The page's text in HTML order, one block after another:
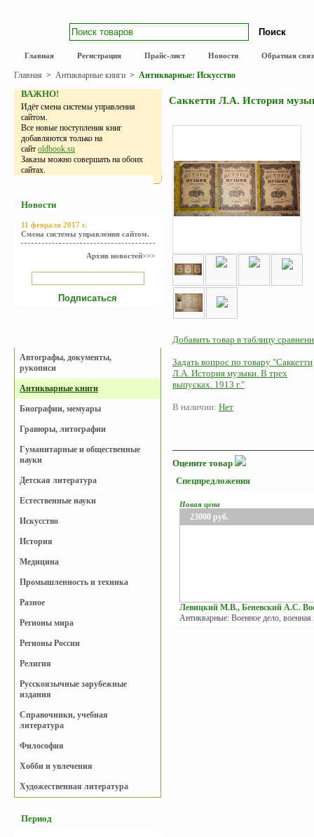
Главная Регистрация Прайс-лист Новости Обратная
Главная > Антикварные книги > Антикварные: Искусство
ВАЖНО!
Идёт смена системы управления
сайтом.
Все новые поступления книг
добавляются только на
сайт oldbook.su
Заказы можно совершать на обоих
сайтах.
Новости
11 февраля 2017 г.
Смена системы управления сайтом.
Архив новостей>>>
Автографы, документы,
рукописи
Антикварные книги
Биографии, мемуары
Гравюры, литографии
Гуманитарные и общественные
науки
Детская литература
Естественные науки
Искусство
История
Медицина
Промышленность и техника
Разное
Регионы мира
Регионы России
Религия
Русскоязычные зарубежные
издания
Справочники, учебная
литература
Философия
Хобби и увлечения
Художественная литература
Период
Саккетти Л.А. История
Добавить товар в таблицу
Задать вопрос по товару "Саккетти
Л.А. История музыки. В трех
выпусках. 1913 г."
В наличии: Нет
Оцените товар
Спецпредложения
Новая цена
23000 руб.
Левицкий М.В., Беневский А.С.
Антикварные: Военное дело, военная